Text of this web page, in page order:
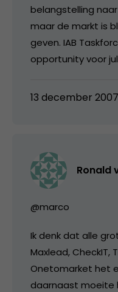
belangstelling
maar de markt is
geven. IAB
opportunity voor
13 december
Ronald
@marco
Ik denk dat alle
Maxlead, CheckIT,
Onetomarket het
daarnaast moeite